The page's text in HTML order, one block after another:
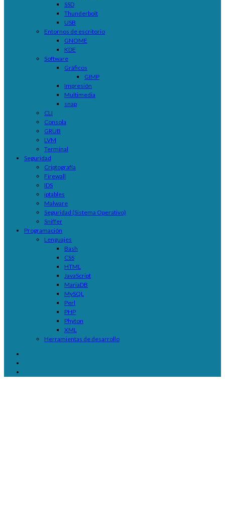
SSD
Thunderbolt
USB
Entornos de escritorio
GNOME
KDE
Software
Gráficos
GIMP
Impresión
Multimedia
snap
CLI
Consola
GRUB
LVM
Terminal
Seguridad
Criptografía
Firewall
IDS
iptables
Malware
Seguridad (Sistema Operativo)
Sniffer
Programación
Lenguajes
Bash
CSS
HTML
JavaScript
MariaDB
MySQL
Perl
PHP
Phyton
XML
Herramientas de desarrollo